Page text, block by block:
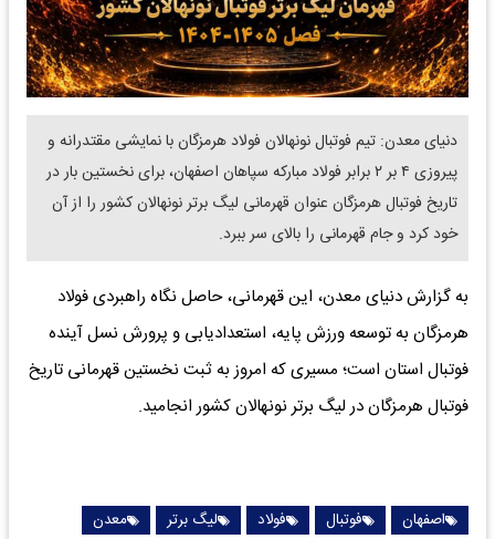
دنیای معدن: تیم فوتبال نونهالان فولاد هرمزگان با نمایشی مقتدرانه و
پیروزی ۴ بر ۲ برابر فولاد مبارکه سپاهان اصفهان، برای نخستین بار در
تاریخ فوتبال هرمزگان عنوان قهرمانی لیگ برتر نونهالان کشور را از آن
خود کرد و جام قهرمانی را بالای سر ببرد.
به گزارش دنیای معدن، این قهرمانی، حاصل نگاه راهبردی فولاد
هرمزگان به توسعه ورزش پایه، استعدادیابی و پرورش نسل آینده
فوتبال استان است؛ مسیری که امروز به ثبت نخستین قهرمانی تاریخ
فوتبال هرمزگان در لیگ برتر نونهالان کشور انجامید.
اصفهان فوتبال فولاد لیگ برتر معدن